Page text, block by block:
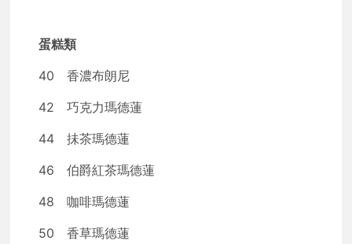
蛋糕類
40 香濃布朗尼
42 巧克力瑪德蓮
44 抺茶瑪德蓮
46 伯爵紅茶瑪德蓮
48 咖啡瑪德蓮
50 香草瑪德蓮